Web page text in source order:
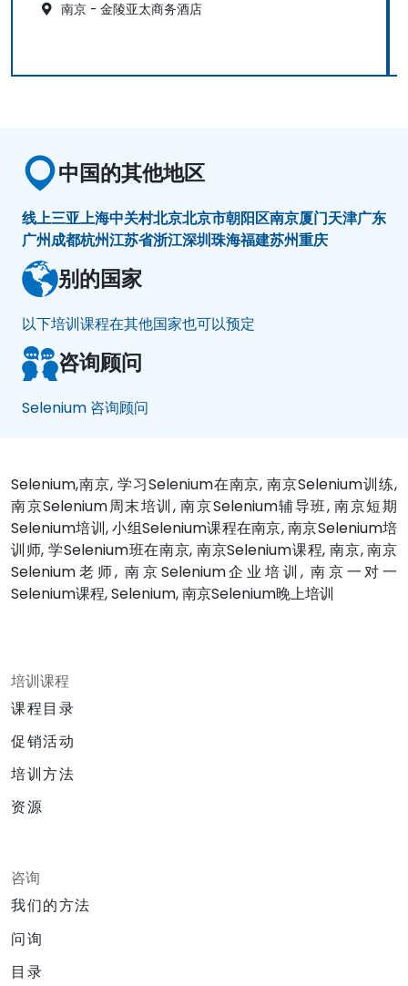
南京 - 金陵亚太商务酒店
中国的其他地区
线上三亚上海中关村北京北京市朝阳区南京厦门天津广东
广州成都杭州江苏省浙江深圳珠海福建苏州重庆
别的国家
以下培训课程在其他国家也可以预定
咨询顾问
Selenium 咨询顾问
Selenium,南京, 学习Selenium在南京, 南京Selenium训练,
南京Selenium周末培训, 南京Selenium辅导班, 南京短期
Selenium培训, 小组Selenium课程在南京, 南京Selenium培
训师, 学Selenium班在南京, 南京Selenium课程, 南京, 南京
Selenium老师, 南京Selenium企业培训, 南京一对一
Selenium课程, Selenium, 南京Selenium晚上培训
培训课程
课程目录
促销活动
培训方法
资源
咨询
我们的方法
问询
目录